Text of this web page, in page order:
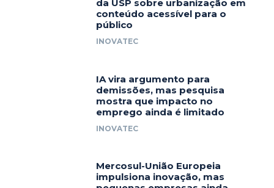
da USP sobre urbanização em
conteúdo acessível para o
público
INOVATEC
IA vira argumento para
demissões, mas pesquisa
mostra que impacto no
emprego ainda é limitado
INOVATEC
Mercosul-União Europeia
impulsiona inovação, mas